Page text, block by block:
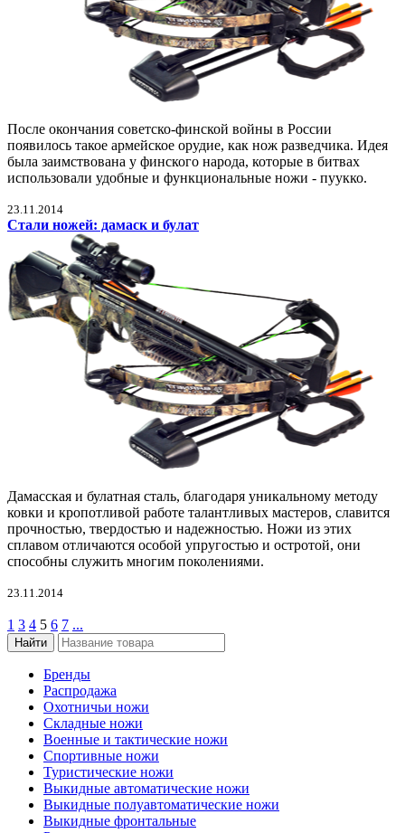
После окончания советско-финской войны в России
появилось такое армейское орудие, как нож разведчика. Идея
была заимствована у финского народа, которые в битвах
использовали удобные и функциональные ножи - пуукко.
23.11.2014
Стали ножей: дамаск и булат
Дамасская и булатная сталь, благодаря уникальному методу
ковки и кропотливой работе талантливых мастеров, славится
прочностью, твердостью и надежностью. Ножи из этих
сплавом отличаются особой упругостью и остротой, они
способны служить многим поколениями.
23.11.2014
1 3 4 5 6 7 ...
Бренды
Распродажа
Охотничьи ножи
Складные ножи
Военные и тактические ножи
Спортивные ножи
Туристические ножи
Выкидные автоматические ножи
Выкидные полуавтоматические ножи
Выкидные фронтальные